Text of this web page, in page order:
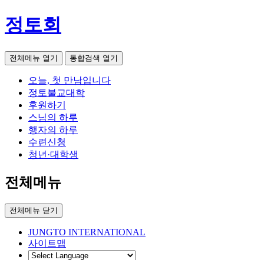
정토회
전체메뉴 열기 통합검색 열기
오늘, 첫 만남입니다
정토불교대학
후원하기
스님의 하루
행자의 하루
수련신청
청년·대학생
전체메뉴
전체메뉴 닫기
JUNGTO INTERNATIONAL
사이트맵